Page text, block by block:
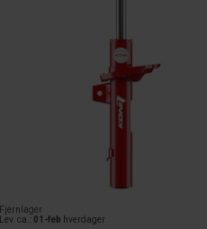
Fjernlager
Lev. ca.: 01-feb hverdager